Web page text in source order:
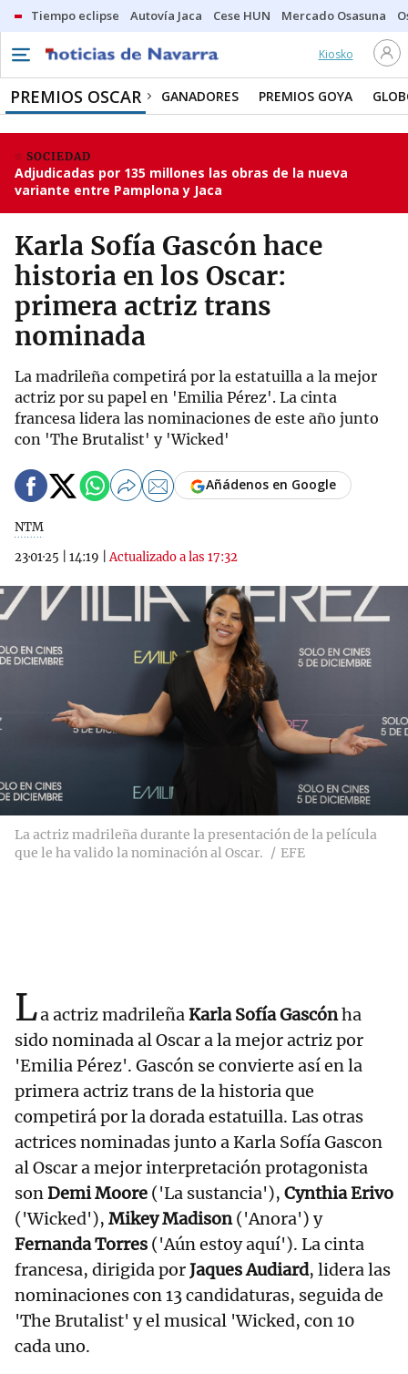
Tiempo eclipse Autovía Jaca Cese HUN Mercado Osasuna
Kiosko
PREMIOS OSCAR GANADORES PREMIOS GOYA
SOCIEDAD
Adjudicadas por 135 millones las obras de la nueva
variante entre Pamplona y Jaca
Karla Sofía Gascón hace
historia en los Oscar:
primera actriz trans
nominada
La madrileña competirá por la estatuilla a la mejor
actriz por su papel en 'Emilia Pérez'. La cinta
francesa lidera las nominaciones de este año junto
con 'The Brutalist' y 'Wicked'
NTM
23·01·25
14:19 |Actualizado a las 17:32
Añádenos en Google
La actriz madrileña durante la presentación de la película
que le ha valido la nominación al Oscar.
EFE
La actriz madrileñaKarla Sofía Gascónha
sido nominada al Oscar a la mejor actriz por
'Emilia Pérez'. Gascón se convierte así en la
primera actriz trans de la historia que
competirá por la dorada estatuilla. Las otras
actrices nominadas junto a Karla Sofía Gascon
al Oscar a mejor interpretación protagonista
sonDemi Moore ('La sustancia'), Cynthia Erivo
('Wicked'), Mikey Madison('Anora') y
Fernanda Torres ('Aún estoy aquí'). La cinta
francesa, dirigida porJaques Audiard, lidera las
nominaciones con 13 candidaturas, seguida de
'The Brutalist' y el musical 'Wicked, con 10
cada uno.